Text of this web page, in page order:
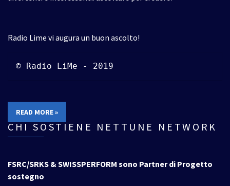
Radio Lime vi augura un buon ascolto!
© Radio LiMe - 2019
READ MORE »
CHI SOSTIENE NETTUNE NETWORK
FSRC/SRKS & SWISSPERFORM sono Partner di Progetto
sostegno